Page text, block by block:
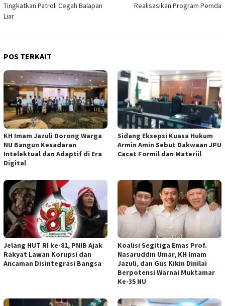
Tingkatkan Patroli Cegah Balapan
Liar
Realisasikan Program Pemda
POS TERKAIT
KH Imam Jazuli Dorong Warga
NU Bangun Kesadaran
Intelektual dan Adaptif di Era
Digital
‎Sidang Eksepsi Kuasa Hukum
Armin Amin Sebut Dakwaan JPU
Cacat Formil dan Materiil
Jelang HUT RI ke-81, PNIB Ajak
Rakyat Lawan Korupsi dan
Ancaman Disintegrasi Bangsa
Koalisi Segitiga Emas Prof.
Nasaruddin Umar, KH Imam
Jazuli, dan Gus Kikin Dinilai
Berpotensi Warnai Muktamar
Ke-35 NU